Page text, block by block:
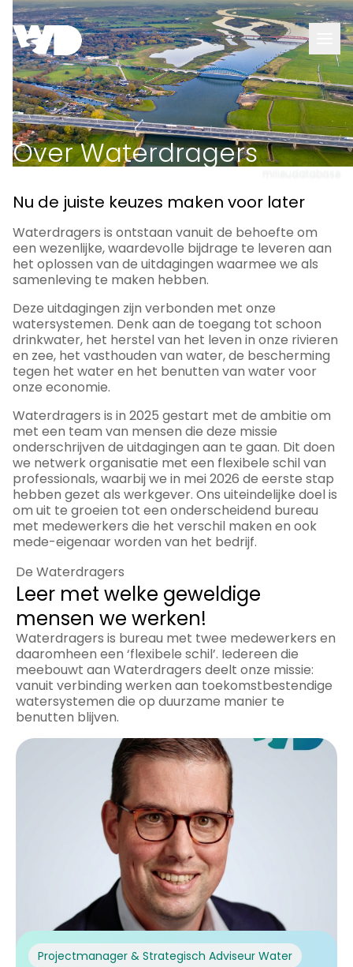
Artikelen
Projecten
Diensten
Over
waterdragers
Over Waterdragers
Nu de juiste keuzes maken voor later
Waterdragers is ontstaan vanuit de behoefte om
een wezenlijke, waardevolle bijdrage te leveren aan
het oplossen van de uitdagingen waarmee we als
samenleving te maken hebben.
Deze uitdagingen zijn verbonden met onze
watersystemen. Denk aan de toegang tot schoon
drinkwater, het herstel van het leven in onze rivieren
en zee, het vasthouden van water, de bescherming
tegen het water en het benutten van water voor
onze economie.
Waterdragers is in 2025 gestart met de ambitie om
met een team van mensen die deze missie
onderschrijven de uitdagingen aan te gaan. Dit doen
we netwerk organisatie met een flexibele schil van
professionals, waarbij we in mei 2026 de eerste stap
hebben gezet als werkgever. Ons uiteindelijke doel is
om uit te groeien tot een onderscheidend bureau
met medewerkers die het verschil maken en ook
mede-eigenaar worden van het bedrijf.
De Waterdragers
Leer met welke geweldige
mensen we werken!
Waterdragers is bureau met twee medewerkers en
daaromheen een ‘flexibele schil’. Iedereen die
meebouwt aan Waterdragers deelt onze missie:
vanuit verbinding werken aan toekomstbestendige
watersystemen die op duurzame manier te
benutten blijven.
Projectmanager & Strategisch Adviseur Water